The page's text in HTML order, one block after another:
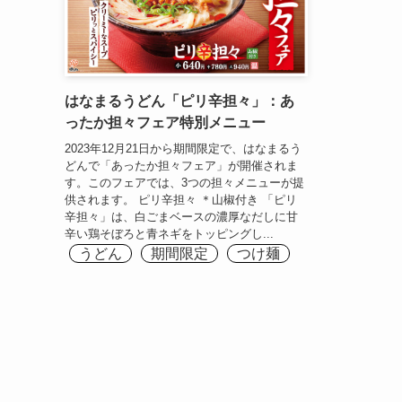
はなまるうどん「ピリ辛担々」：あ
ったか担々フェア特別メニュー
2023年12月21日から期間限定で、はなまるう
どんで「あったか担々フェア」が開催されま
す。このフェアでは、3つの担々メニューが提
供されます。 ピリ辛担々 ＊山椒付き 「ピリ
辛担々」は、白ごまベースの濃厚なだしに甘
辛い鶏そぼろと青ネギをトッピングし...
うどん 期間限定 つけ麺